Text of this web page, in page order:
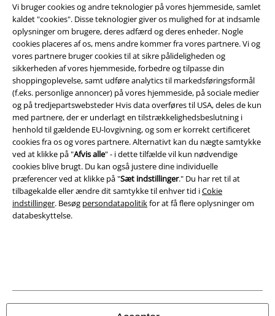
Vi bruger cookies og andre teknologier på vores hjemmeside, samlet
kaldet "cookies". Disse teknologier giver os mulighed for at indsamle
oplysninger om brugere, deres adfærd og deres enheder. Nogle
cookies placeres af os, mens andre kommer fra vores partnere. Vi og
vores partnere bruger cookies til at sikre pålideligheden og
sikkerheden af ​​vores hjemmeside, forbedre og tilpasse din
shoppingoplevelse, samt udføre analytics til markedsføringsformål
(f.eks. personlige annoncer) på vores hjemmeside, på sociale medier
og på tredjepartswebsteder Hvis data overføres til USA, deles de kun
med partnere, der er underlagt en tilstrækkelighedsbeslutning i
henhold til gældende EU-lovgivning, og som er korrekt certificeret
cookies fra os og vores partnere. Alternativt kan du nægte samtykke
ved at klikke på "Afvis alle" - i dette tilfælde vil kun nødvendige
cookies blive brugt. Du kan også justere dine individuelle
præferencer ved at klikke på "Sæt indstillinger." Du har ret til at
tilbagekalde eller ændre dit samtykke til enhver tid iCokie
indstillinger. Besøg persondatapolitikfor at få flere oplysninger om
databeskyttelse.
Juridisk
Salgs-, medlems- & leveringsbetingelser
Om EMP Danmark
Persondatapolitik
Bortskaffelse af affald og miljøbeskyttelse
Overensstemmelseserklæring
Oplysninger om tilgængelighed